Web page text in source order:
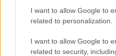
I want to allow Google to
related to personalization.
I want to allow Google to
related to security,